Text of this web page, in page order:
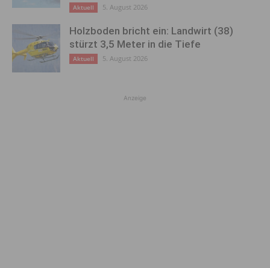
Aktuell 5. August 2026
Holzboden bricht ein: Landwirt (38)
stürzt 3,5 Meter in die Tiefe
Aktuell 5. August 2026
Anzeige